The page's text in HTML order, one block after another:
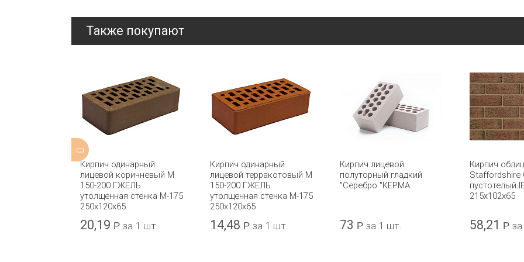
Также покупают
Кирпич одинарный
лицевой коричневый М
150-200 ГЖЕЛЬ
утолщенная стенка М-175
250x120x65
20,19 Р за 1 шт.
Кирпич одинарный
лицевой терракотовый М
150-200 ГЖЕЛЬ
утолщенная стенка М-175
250x120x65
14,48 Р за 1 шт.
Кирпич лицевой
полуторный гладкий
"Серебро "КЕРМА
73 Р за 1 шт.
Кирпич
Staffordshire
пустотелый
215x102x65
58,21 Р